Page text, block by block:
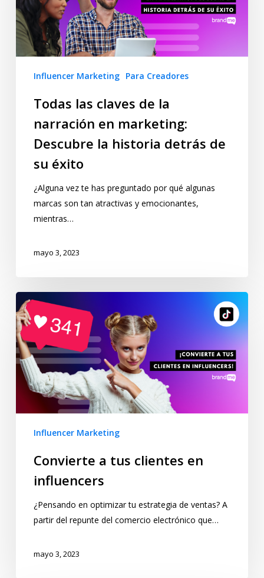
Influencer Marketing Para Creadores
Todas las claves de la
narración en marketing:
Descubre la historia detrás de
su éxito
¿Alguna vez te has preguntado por qué algunas
marcas son tan atractivas y emocionantes,
mientras…
mayo 3, 2023
Influencer Marketing
Convierte a tus clientes en
influencers
¿Pensando en optimizar tu estrategia de ventas? A
partir del repunte del comercio electrónico que…
mayo 3, 2023